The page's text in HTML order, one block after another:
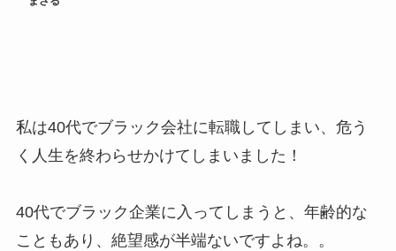
私は40代でブラック会社に転職してしまい、危う
く人生を終わらせかけてしまいました！
40代でブラック企業に入ってしまうと、年齢的な
こともあり、絶望感が半端ないですよね。。